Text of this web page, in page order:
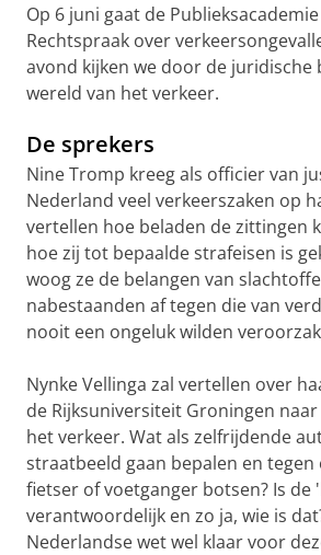
Op 6 juni gaat de
Rechtspraak over
avond kijken we door de juridische
wereld van het verkeer.
De sprekers
Nine Tromp kreeg als officier van
Nederland veel verkeerszaken op
vertellen hoe beladen de zittingen
hoe zij tot bepaalde strafeisen is
woog ze de belangen van
nabestaanden af tegen die van
nooit een ongeluk wilden
Nynke Vellinga zal vertellen over
de Rijksuniversiteit Groningen
het verkeer. Wat als zelfrijdende
straatbeeld gaan bepalen en tegen
fietser of voetganger botsen? Is
verantwoordelijk en zo ja, wie is
Nederlandse wet wel klaar voor